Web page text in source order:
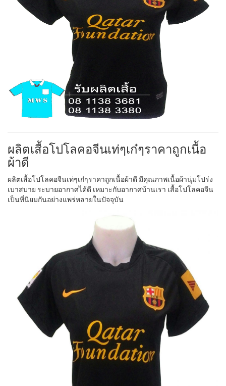
ผลิตเสื้อโปโลคอจีนเท่ๆเก๋ๆราคาถูกเนื้อ
ผ้าดี
ผลิตเสื้อโปโลคอจีนเท่ๆเก๋ๆราคาถูกเนื้อผ้าดี มีคุณภาพเนื้อผ้านุ่มโปร่ง
เบาสบาย ระบายอากาศได้ดี เหมาะกับอากาศบ้านเรา เสื้อโปโลคอจีน
เป็นที่นิยมกันอย่างแพร่หลายในปัจจุบัน